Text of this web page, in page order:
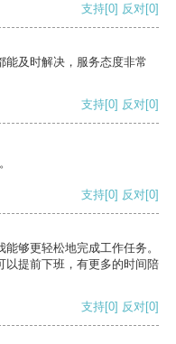
支持[0] 反对[0]
能及时解决，服务态度非常
支持[0] 反对[0]
支持[0] 反对[0]
够更轻松地完成工作任务。
以提前下班，有更多的时间陪
支持[0] 反对[0]